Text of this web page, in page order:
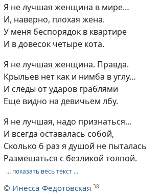
Я не лучшая женщина в мире…
И, наверно, плохая жена.
У меня беспорядок в квартире
И в довесок четыре кота.
Я не лучшая женщина. Правда.
Крыльев нет как и нимба в углу…
И следы от ударов граблями
Еще видно на девичьем лбу.
Я не лучшая, надо признаться…
И всегда оставалась собой,
Сколько б раз я душой не пыталась
Размешаться с безликой толпой.
… показать весь текст …
© Инесса Федотовская 38